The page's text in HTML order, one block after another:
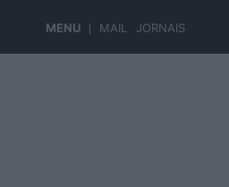
MENU MAIL JORNAIS